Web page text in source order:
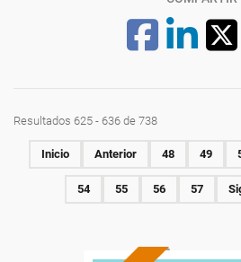
Resultados 625 - 636 de 738
Inicio Anterior 48 49
54 55 56 57